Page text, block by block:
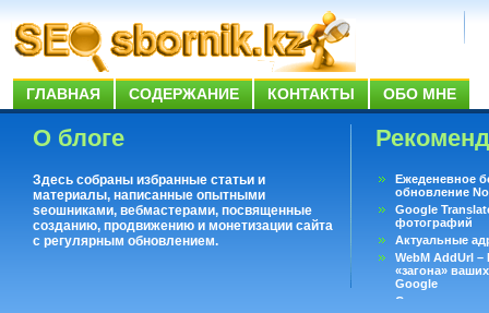
ГЛАВНАЯ СОДЕРЖАНИЕ КОНТАКТЫ ОБО МНЕ
О блоге
Здесь собраны избранные статьи и
материалы, написанные опытными
seoшниками, вебмастерами, посвященные
созданию, продвижению и монетизации сайта
с регулярным обновлением.
Ежеденевное
обновление
Google
фотографий
Актуальные
WebM AddUrl
«загона»
Google
Существует